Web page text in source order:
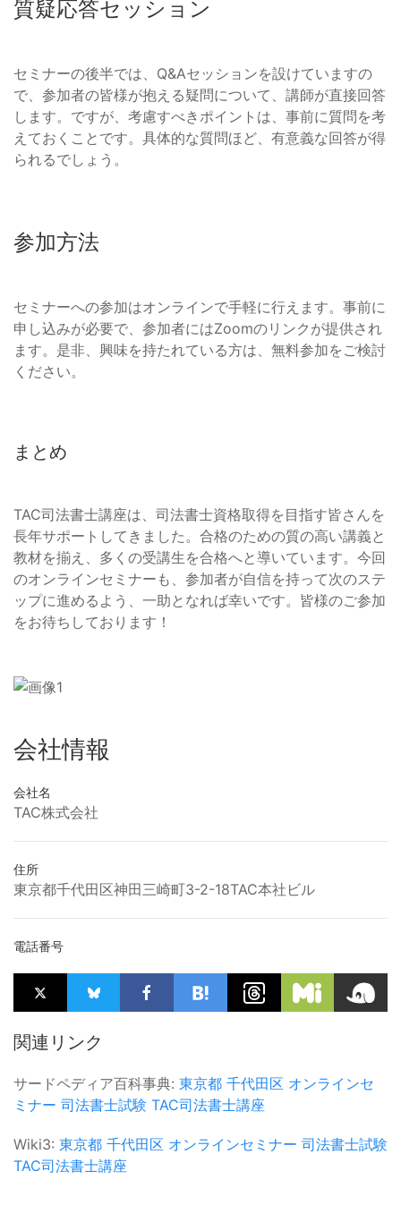
質疑応答セッション
セミナーの後半では、Q&Aセッションを設けていますの
で、参加者の皆様が抱える疑問について、講師が直接回答
します。ですが、考慮すべきポイントは、事前に質問を考
えておくことです。具体的な質問ほど、有意義な回答が得
られるでしょう。
参加方法
セミナーへの参加はオンラインで手軽に行えます。事前に
申し込みが必要で、参加者にはZoomのリンクが提供され
ます。是非、興味を持たれている方は、無料参加をご検討
ください。
まとめ
TAC司法書士講座は、司法書士資格取得を目指す皆さんを
長年サポートしてきました。合格のための質の高い講義と
教材を揃え、多くの受講生を合格へと導いています。今回
のオンラインセミナーも、参加者が自信を持って次のステ
ップに進めるよう、一助となれば幸いです。皆様のご参加
をお待ちしております！
会社情報
会社名
TAC株式会社
住所
東京都千代田区神田三崎町3-2-18TAC本社ビル
電話番号
関連リンク
サードペディア百科事典: 東京都 千代田区 オンラインセ
ミナー 司法書士試験 TAC司法書士講座
Wiki3: 東京都 千代田区 オンラインセミナー 司法書士試験
TAC司法書士講座